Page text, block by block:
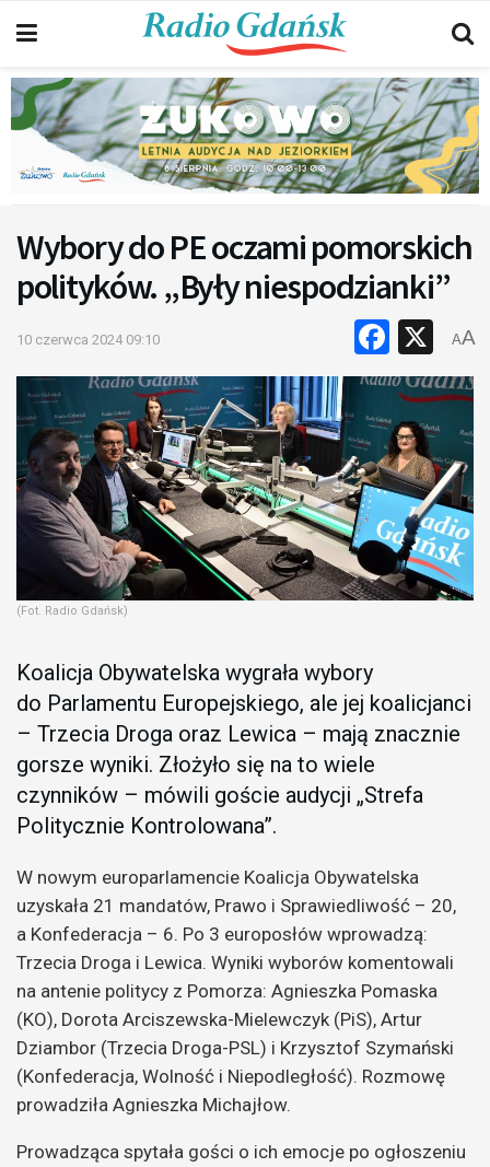
Wybory do PE oczami pomorskich
polityków. „Były niespodzianki”
10 czerwca 2024 09:10 X
AA
(Fot. Radio Gdańsk)
Koalicja Obywatelska wygrała wybory
do Parlamentu Europejskiego, ale jej koalicjanci
– Trzecia Droga oraz Lewica – mają znacznie
gorsze wyniki. Złożyło się na to wiele
czynników – mówili goście audycji „Strefa
Politycznie Kontrolowana”.
W nowym europarlamencie Koalicja Obywatelska
uzyskała 21 mandatów, Prawo i Sprawiedliwość – 20,
a Konfederacja – 6. Po 3 europosłów wprowadzą:
Trzecia Droga i Lewica. Wyniki wyborów komentowali
na antenie politycy z Pomorza: Agnieszka Pomaska
(KO), Dorota Arciszewska-Mielewczyk (PiS), Artur
Dziambor (Trzecia Droga-PSL) i Krzysztof Szymański
(Konfederacja, Wolność i Niepodległość). Rozmowę
prowadziła Agnieszka Michajłow.
Prowadząca spytała gości o ich emocje po ogłoszeniu